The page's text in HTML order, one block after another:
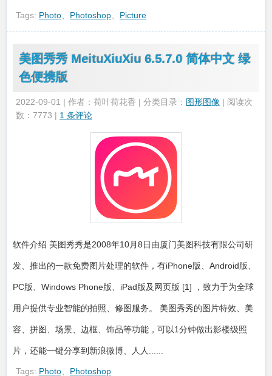
Tags: Photo Photoshop Picture
美图秀秀 MeituXiuXiu 6.5.7.0 简体中文 绿
色便携版
2022-09-01 | 作者：荷叶荷花香 | 分类目录： 图形图像 | 阅读次
数：7773 | 1 条评论
软件介绍 美图秀秀是2008年10月8日由厦门美图科技有限公司研
发、推出的一款免费图片处理的软件，有iPhone版、Android版、
PC版、Windows Phone版、iPad版及网页版 [1] ，致力于为全球
用户提供专业智能的拍照、修图服务。 美图秀秀的图片特效、美
容、拼图、场景、边框、饰品等功能，可以1分钟做出影楼级照
片，还能一键分享到新浪微博、人人......
Tags: Photo Photoshop